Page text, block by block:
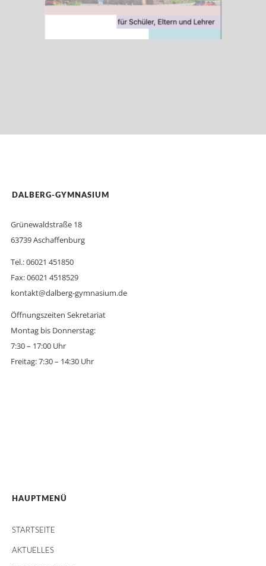
DALBERG-GYMNASIUM
Grünewaldstraße 18
63739 Aschaffenburg
Tel.: 06021 451850
Fax: 06021 4518529
kontakt@dalberg-gymnasium.de
Öffnungszeiten Sekretariat
Montag bis Donnerstag:
7:30 – 17:00 Uhr
Freitag: 7:30 – 14:30 Uhr
HAUPTMENÜ
STARTSEITE
AKTUELLES